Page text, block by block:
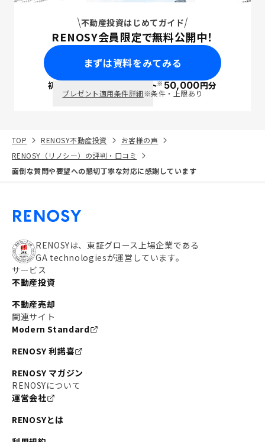
不動産投資はじめてガイド
RENOSY会員限定で無料公開中！
まずは資料をみてみる
初回面談で ポイント※50,000円分
プレゼント適用条件詳細※条件・上限あり
TOP RENOSY不動産投資
お客様の声
RENOSY（リノシー）の評判・口コミ
面倒な質問や要望への懇切丁寧な対応に感謝しています
RENOSYは、東証グロース上場企業である
GA technologiesが運営しています。
サービス
不動産投資
不動産売却
関連サイト
Modern Standard
RENOSY 利諾喜
RENOSY マガジン
RENOSYについて
運営会社
RENOSYとは